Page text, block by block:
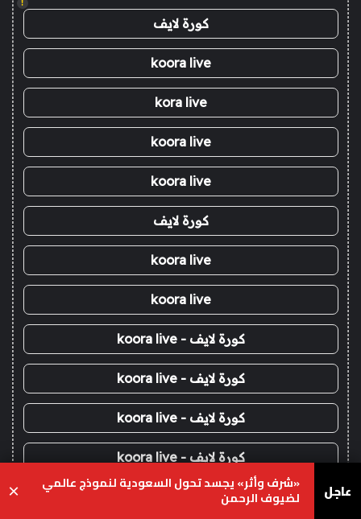
!
كورة لايف
koora live
kora live
koora live
koora live
كورة لايف
koora live
koora live
كورة لايف - koora live
كورة لايف - koora live
كورة لايف - koora live
كورة لايف - koora live
كورة لايف - koora live عاجل «شرف وأثر» يجسد تحول السعودية لنموذج عالمي
لضيوف الرحمن ×